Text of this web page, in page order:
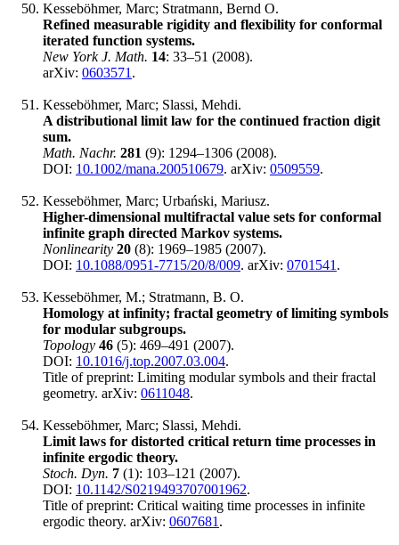
Kesseböhmer, Marc; Stratmann, Bernd O.
Refined measurable rigidity and flexibility for conformal
iterated function systems.
New York J. Math. 14: 33–51 (2008).
arXiv: 0603571 .
Kesseböhmer, Marc; Slassi, Mehdi.
A distributional limit law for the continued fraction digit
sum.
Math. Nachr. 281 (9): 1294–1306 (2008).
DOI: 10.1002/mana.200510679. arXiv: 0509559.
Kesseböhmer, Marc; Urbański, Mariusz.
Higher-dimensional multifractal value sets for conformal
infinite graph directed Markov systems.
Nonlinearity 20 (8): 1969–1985 (2007).
DOI: 10.1088/0951-7715/20/8/009. arXiv: 0701541 .
Kesseböhmer, M.; Stratmann, B. O.
Homology at infinity; fractal geometry of limiting symbols
for modular subgroups.
Topology 46 (5): 469–491 (2007).
DOI: 10.1016/j.top.2007.03.004.
Title of preprint: Limiting modular symbols and their fractal
geometry. arXiv: 0611048.
Kesseböhmer, Marc; Slassi, Mehdi.
Limit laws for distorted critical return time processes in
infinite ergodic theory.
Stoch. Dyn. 7 (1): 103–121 (2007).
DOI: 10.1142/S0219493707001962.
Title of preprint: Critical waiting time processes in infinite
ergodic theory. arXiv: 0607681 .